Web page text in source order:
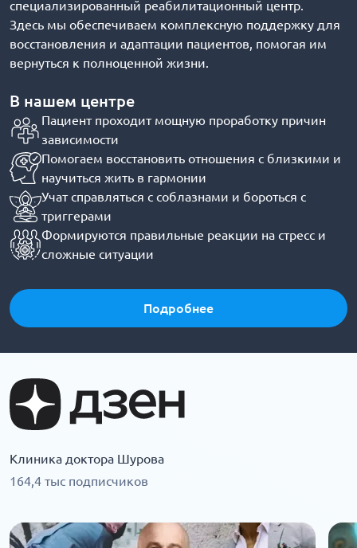
специализированный реабилитационный центр.
Здесь мы обеспечиваем комплексную поддержку для
восстановления и адаптации пациентов, помогая им
вернуться к полноценной жизни.
В нашем центре
Пациент проходит мощную проработку причин
зависимости
Помогаем восстановить отношения с близкими и
научиться жить в гармонии
Учат справляться с соблазнами и бороться с
триггерами
Формируются правильные реакции на стресс и
сложные ситуации
Подробнее
Клиника доктора Шурова
164,4 тыс подписчиков